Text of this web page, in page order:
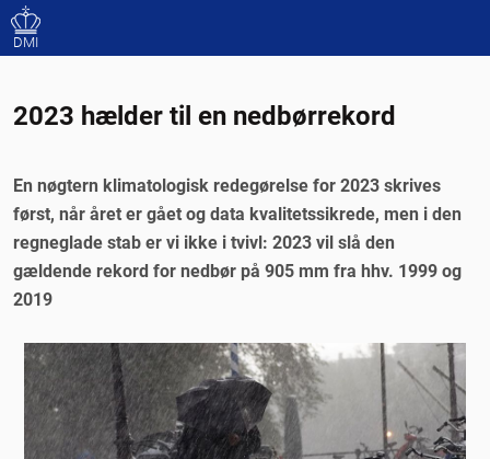
DMI
2023 hælder til en nedbørrekord
En nøgtern klimatologisk redegørelse for 2023 skrives
først, når året er gået og data kvalitetssikrede, men i den
regneglade stab er vi ikke i tvivl: 2023 vil slå den
gældende rekord for nedbør på 905 mm fra hhv. 1999 og
2019